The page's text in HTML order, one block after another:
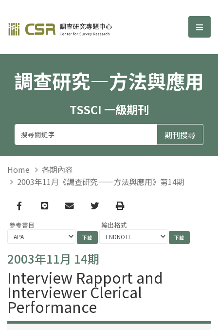
調查研究—方法與應用期刊 選
調查研究—方法與應用
TSSCI 一級期刊
Home
各期內容
2003年11月《調查研究——方法與應用》第14期
Facebook
line email TwitterPrint
參考書目 輸出格式
2003年11月 14期
Interview Rapport and
Interviewer Clerical
Performance